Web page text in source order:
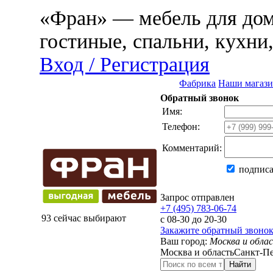
«Фран» — мебель для
гостиные, спальни,
Вход / Регистрация
Фабрика Наши
93 сейчас выбирают
Обратный звонок
Имя:
Телефон:
Комментарий:
Запрос отправлен
+7 (495) 783-06-74
с 08-30 до 20-30
Закажите обратный звонок
Ваш город: Москва и
Москва и областьСанкт-
Найти